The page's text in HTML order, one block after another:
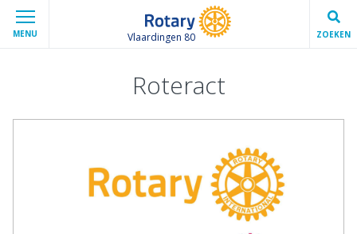
MENU Vlaardingen 80 ZOEKEN
Roteract